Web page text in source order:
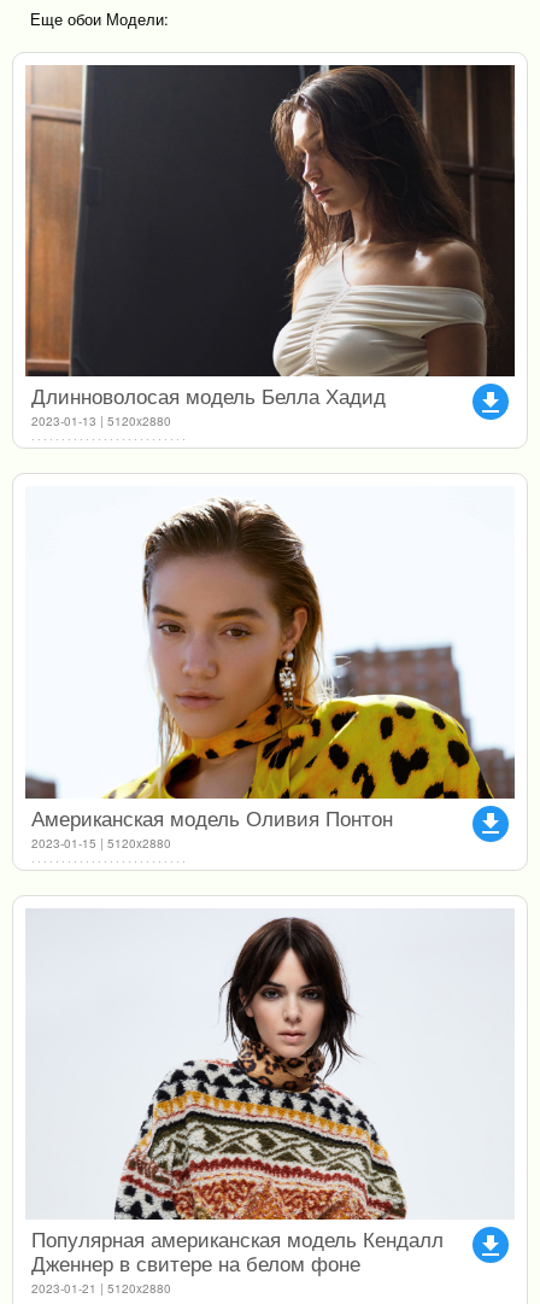
Еще обои Модели:
file_download
Длинноволосая модель Белла Хадид
2023-01-13 | 5120x2880
file_download
Американская модель Оливия Понтон
2023-01-15 | 5120x2880
file_download
Популярная американская модель Кендалл
Дженнер в свитере на белом фоне
2023-01-21 | 5120x2880